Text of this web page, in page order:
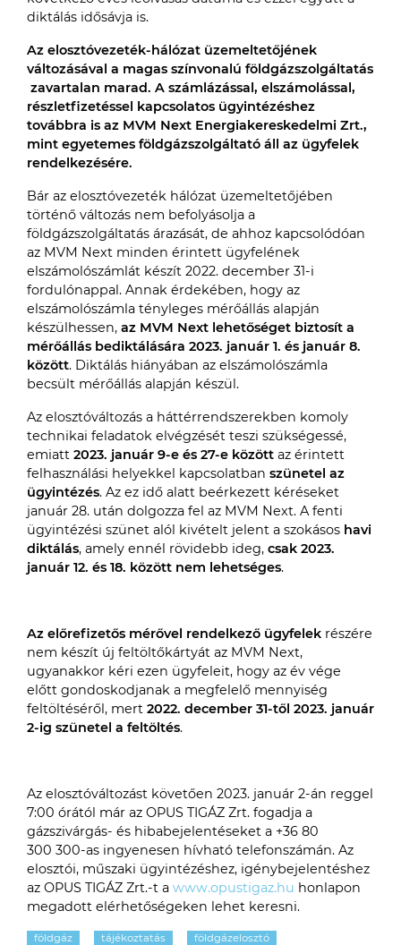
diktálás idősávja is.
Az elosztóvezeték-hálózat üzemeltetőjének
változásával a magas színvonalú földgázszolgáltatás
zavartalan marad. A számlázással, elszámolással,
részletfizetéssel kapcsolatos ügyintézéshez
továbbra is az MVM Next Energiakereskedelmi Zrt.,
mint egyetemes földgázszolgáltató áll az ügyfelek
rendelkezésére.
Bár az elosztóvezeték hálózat üzemeltetőjében
történő változás nem befolyásolja a
földgázszolgáltatás árazását, de ahhoz kapcsolódóan
az MVM Next minden érintett ügyfelének
elszámolószámlát készít 2022. december 31-i
fordulónappal. Annak érdekében, hogy az
elszámolószámla tényleges mérőállás alapján
készülhessen, az MVM Next lehetőséget biztosít a
mérőállás bediktálására 2023. január 1. és január 8.
között. Diktálás hiányában az elszámolószámla
becsült mérőállás alapján készül.
Az elosztóváltozás a háttérrendszerekben komoly
technikai feladatok elvégzését teszi szükségessé,
emiatt 2023. január 9-e és 27-e között az érintett
felhasználási helyekkel kapcsolatban szünetel az
ügyintézés. Az ez idő alatt beérkezett kéréseket
január 28. után dolgozza fel az MVM Next. A fenti
ügyintézési szünet alól kivételt jelent a szokásos havi
diktálás, amely ennél rövidebb ideg, csak 2023.
január 12. és 18. között nem lehetséges.
Az előrefizetős mérővel rendelkező ügyfelek részére
nem készít új feltöltőkártyát az MVM Next,
ugyanakkor kéri ezen ügyfeleit, hogy az év vége
előtt gondoskodjanak a megfelelő mennyiség
feltöltéséről, mert 2022. december 31-től 2023. január
2-ig szünetel a feltöltés.
Az elosztóváltozást követően 2023. január 2-án reggel
7:00 órától már az OPUS TIGÁZ Zrt. fogadja a
gázszivárgás- és hibabejelentéseket a +36 80
300 300-as ingyenesen hívható telefonszámán. Az
elosztói, műszaki ügyintézéshez, igénybejelentéshez
az OPUS TIGÁZ Zrt.-t a www.opustigaz.hu honlapon
megadott elérhetőségeken lehet keresni.
földgáz tájékoztatás
földgázelosztó